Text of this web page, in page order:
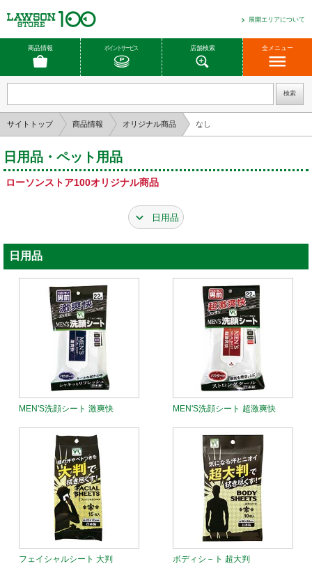
展開エリアについて
商品情報 ポイントサービス 店舗検索 全メニュー
サイトトップ 商品情報 オリジナル商品 なし
日用品・ペット用品
ローソンストア100オリジナル商品
日用品
日用品
MEN'S洗顔シート 激爽快 MEN'S洗顔シート 超激爽快
フェイシャルシート 大判 ボディシ－ト 超大判